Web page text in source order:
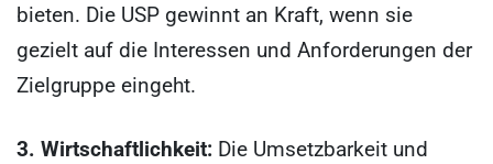
bieten. Die USP gewinnt an Kraft, wenn sie
gezielt auf die Interessen und Anforderungen der
Zielgruppe eingeht.
3. Wirtschaftlichkeit: Die Umsetzbarkeit und